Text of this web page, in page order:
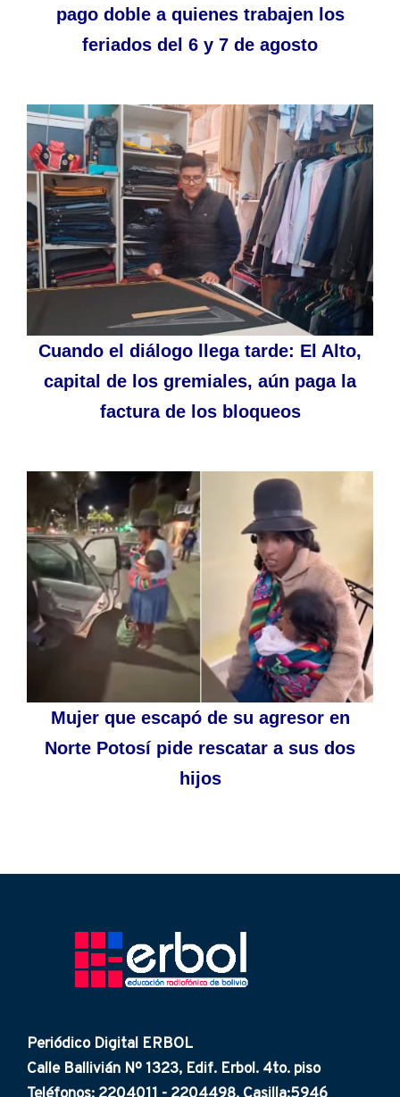
pago doble a quienes trabajen los
feriados del 6 y 7 de agosto
Cuando el diálogo llega tarde: El Alto,
capital de los gremiales, aún paga la
factura de los bloqueos
Mujer que escapó de su agresor en
Norte Potosí pide rescatar a sus dos
hijos
Periódico Digital ERBOL
Calle Ballivián Nº 1323, Edif. Erbol. 4to. piso